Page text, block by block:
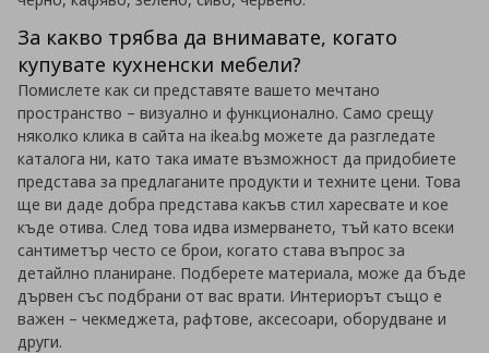
За какво трябва да внимавате, когато
купувате кухненски мебели?
Помислете как си представяте вашето мечтано
пространство – визуално и функционално. Само срещу
няколко клика в сайта на ikea.bg можете да разгледате
каталога ни, като така имате възможност да придобиете
представа за предлаганите продукти и техните цени. Това
ще ви даде добра представа какъв стил харесвате и кое
къде отива. След това идва измерването, тъй като всеки
сантиметър често се брои, когато става въпрос за
детайлно планиране. Подберете материала, може да бъде
дървен със подбрани от вас врати. Интериорът също е
важен – чекмеджета, рафтове, аксесоари, оборудване и
други.